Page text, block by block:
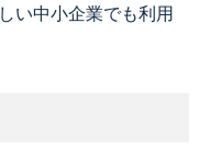
い中小企業でも利用